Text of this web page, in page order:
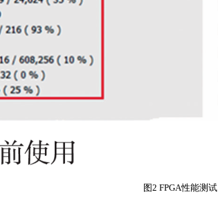
图2 FPGA性能测试